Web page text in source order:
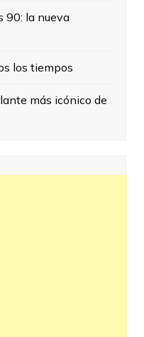
90: la nueva
los tiempos
más icónico de